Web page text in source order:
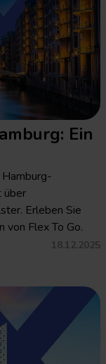
Ein
über
Erleben Sie
von Flex To Go.
18.12.2025